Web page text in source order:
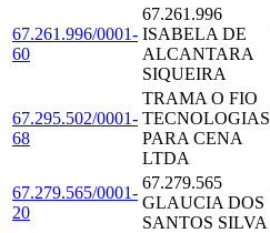
67.261.996/0001-
60
67.261.996
ISABELA DE
ALCANTARA
SIQUEIRA
67.295.502/0001-
68
TRAMA O FIO
TECNOLOGIAS
PARA CENA
LTDA
67.279.565/0001-
20
67.279.565
GLAUCIA DOS
SANTOS SILVA